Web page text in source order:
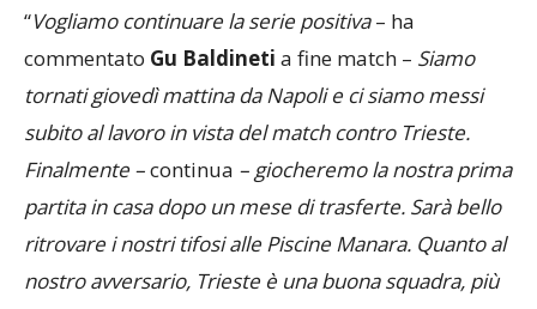
“Vogliamo continuare la serie positiva– ha
commentato Gu Baldineti a fine match – Siamo
tornati giovedì mattina da Napoli e ci siamo messi
subito al lavoro in vista del match contro Trieste.
Finalmente –continua – giocheremo la nostra prima
partita in casa dopo un mese di trasferte. Sarà bello
ritrovare i nostri tifosi alle Piscine Manara. Quanto al
nostro avversario, Trieste è una buona squadra, più